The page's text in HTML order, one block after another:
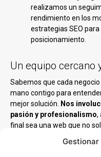
realizamos un
rendimiento en los
estrategias SEO
posicionamiento.
Un equipo cercano
Sabemos que cada
mano contigo para
mejor solución.
Nos
pasión y profesionalismo,
final sea una web que no